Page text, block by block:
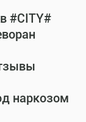
#CITY#
наркозом